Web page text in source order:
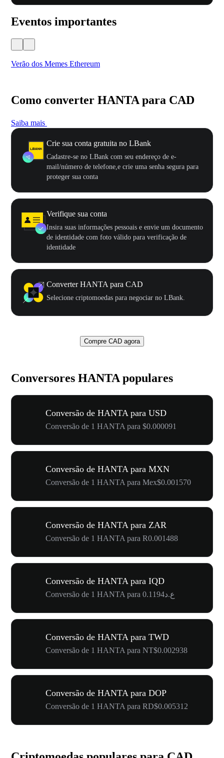
Eventos importantes
Verão dos Memes Ethereum
Como converter HANTA para CAD
Saiba mais
Crie sua conta gratuita no LBank
Cadastre-se no LBank com seu endereço de e-
mail/número de telefone,e crie uma senha segura para
proteger sua conta
Verifique sua conta
Insira suas informações pessoais e envie um documento
de identidade com foto válido para verificação de
identidade
Converter HANTA para CAD
Selecione criptomoedas para negociar no LBank.
Compre CAD agora
Conversores HANTA populares
Conversão de HANTA para USD
Conversão de 1 HANTA para $0.000091
Conversão de HANTA para MXN
Conversão de 1 HANTA para Mex$0.001570
Conversão de HANTA para ZAR
Conversão de 1 HANTA para R0.001488
Conversão de HANTA para IQD
Conversão de 1 HANTA para ع.د0.1194
Conversão de HANTA para TWD
Conversão de 1 HANTA para NT$0.002938
Conversão de HANTA para DOP
Conversão de 1 HANTA para RD$0.005312